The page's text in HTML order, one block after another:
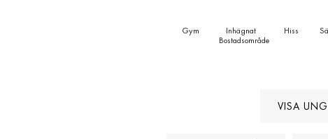
Gym
Inhägnat
Bostadsområde
Hiss
VISA